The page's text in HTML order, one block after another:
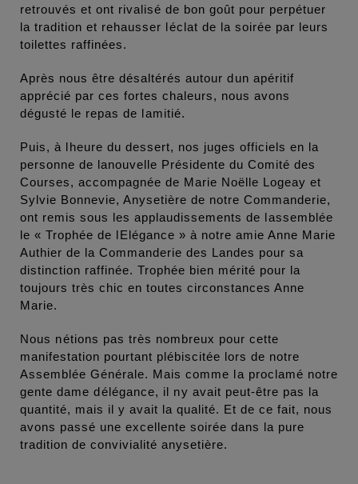
retrouvés et ont rivalisé de bon goût pour perpétuer
la tradition et rehausser léclat de la soirée par leurs
toilettes raffinées.
Après nous être désaltérés autour dun apéritif
apprécié par ces fortes chaleurs, nous avons
dégusté le repas de lamitié.
Puis, à lheure du dessert, nos juges officiels en la
personne de lanouvelle Présidente du Comité des
Courses, accompagnée de Marie Noëlle Logeay et
Sylvie Bonnevie, Anysetière de notre Commanderie,
ont remis sous les applaudissements de lassemblée
le « Trophée de lElégance » à notre amie Anne Marie
Authier de la Commanderie des Landes pour sa
distinction raffinée. Trophée bien mérité pour la
toujours très chic en toutes circonstances Anne
Marie.
Nous nétions pas très nombreux pour cette
manifestation pourtant plébiscitée lors de notre
Assemblée Générale. Mais comme la proclamé notre
gente dame délégance, il ny avait peut-être pas la
quantité, mais il y avait la qualité. Et de ce fait, nous
avons passé une excellente soirée dans la pure
tradition de convivialité anysetière.